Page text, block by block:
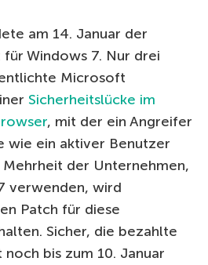
am 14. Januar der
Windows 7. Nur drei
Microsoft
Sicherheitslücke im
, mit der ein Angreifer
wie ein aktiver Benutzer
der Unternehmen,
verwenden, wird
Patch für diese
Sicher, die bezahlte
bis zum 10. Januar